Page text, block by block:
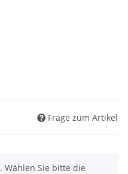
Frage zum Artikel
Wählen Sie bitte die